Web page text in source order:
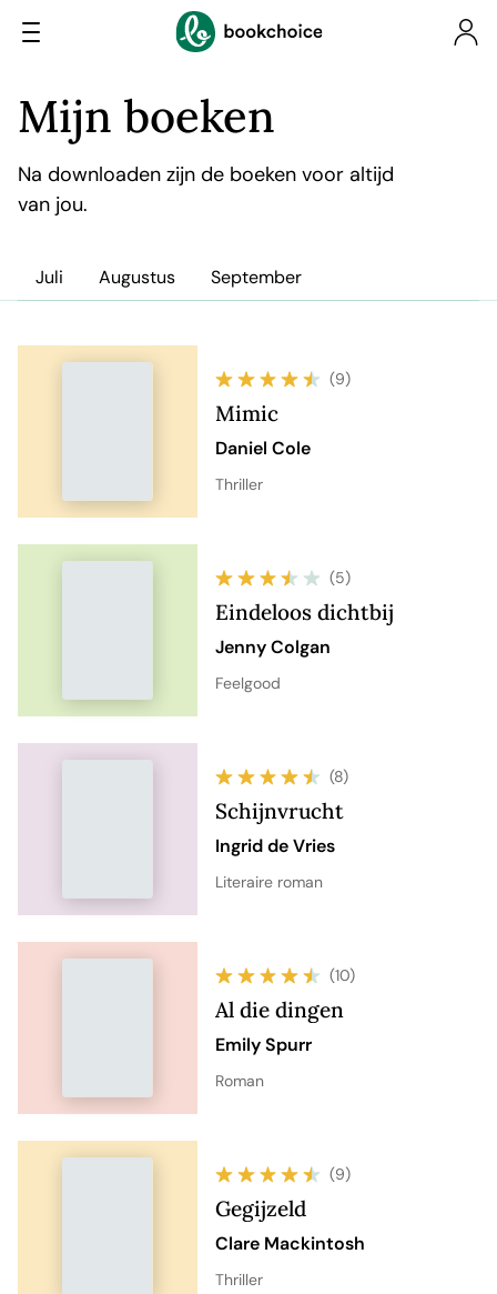
Mijn boeken
Na downloaden zijn de boeken voor altijd
van jou.
Juli Augustus September
(9)
Mimic
Daniel Cole
Thriller
(5)
Eindeloos dichtbij
Jenny Colgan
Feelgood
(8)
Schijnvrucht
Ingrid de Vries
Literaire roman
(10)
Al die dingen
Emily Spurr
Roman
(9)
Gegijzeld
Clare Mackintosh
Thriller